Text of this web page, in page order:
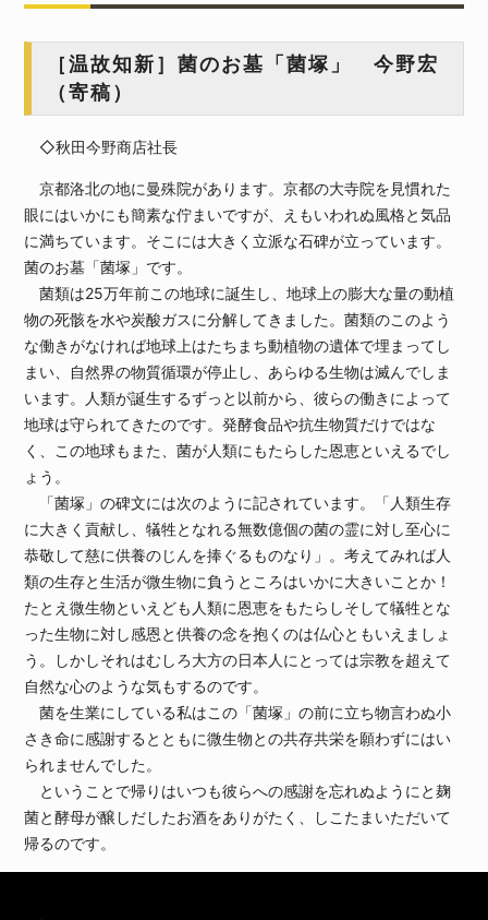
［温故知新］菌のお墓「菌塚」 今野宏
（寄稿）
◇秋田今野商店社長
京都洛北の地に曼殊院があります。京都の大寺院を見慣れた
眼にはいかにも簡素な佇まいですが、えもいわれぬ風格と気品
に満ちています。そこには大きく立派な石碑が立っています。
菌のお墓「菌塚」です。
菌類は25万年前この地球に誕生し、地球上の膨大な量の動植
物の死骸を水や炭酸ガスに分解してきました。菌類のこのよう
な働きがなければ地球上はたちまち動植物の遺体で埋まってし
まい、自然界の物質循環が停止し、あらゆる生物は滅んでしま
います。人類が誕生するずっと以前から、彼らの働きによって
地球は守られてきたのです。発酵食品や抗生物質だけではな
く、この地球もまた、菌が人類にもたらした恩恵といえるでし
ょう。
「菌塚」の碑文には次のように記されています。「人類生存
に大きく貢献し、犠牲となれる無数億個の菌の霊に対し至心に
恭敬して慈に供養のじんを捧ぐるものなり」。考えてみれば人
類の生存と生活が微生物に負うところはいかに大きいことか！
たとえ微生物といえども人類に恩恵をもたらしそして犠牲とな
った生物に対し感恩と供養の念を抱くのは仏心ともいえましょ
う。しかしそれはむしろ大方の日本人にとっては宗教を超えて
自然な心のような気もするのです。
菌を生業にしている私はこの「菌塚」の前に立ち物言わぬ小
さき命に感謝するとともに微生物との共存共栄を願わずにはい
られませんでした。
ということで帰りはいつも彼らへの感謝を忘れぬようにと麹
菌と酵母が醸しだしたお酒をありがたく、しこたまいただいて
帰るのです。